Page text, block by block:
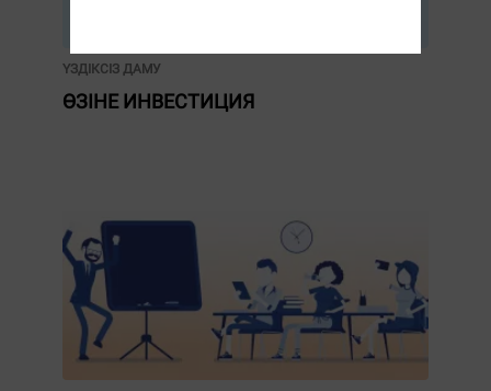
ҮЗДІКСІЗ ДАМУ
ӨЗІНЕ ИНВЕСТИЦИЯ